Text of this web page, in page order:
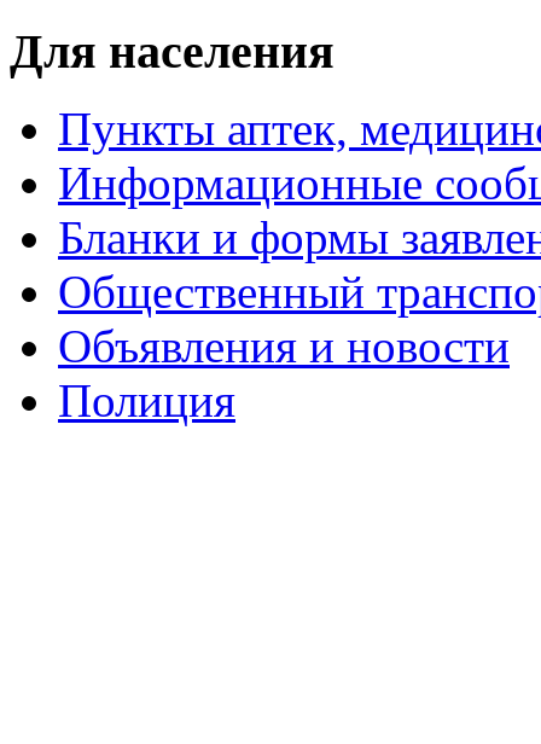
Для населения
Пункты аптек,
Информационные
Бланки и формы
Общественный
Объявления и новости
Полиция